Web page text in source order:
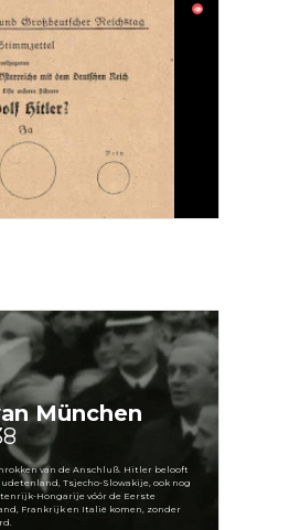
München
van de Anschluß. Hitler belooft
Tsjecho-Slowakije, ook nog
Hongarije vóór de Eerste
Frankrijk en Italië komen, zonder